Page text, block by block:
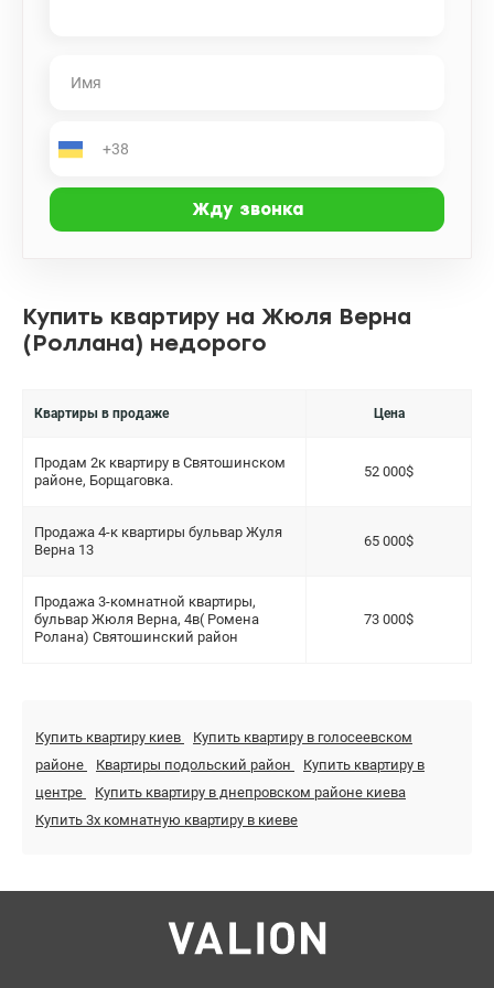
Купить квартиру на Жюля Верна
(Роллана) недорого
Квартиры в продаже Цена
Продам 2к квартиру в Святошинском
районе, Борщаговка.
52 000$
Продажа 4-к квартиры бульвар Жуля
Верна 13
65 000$
Продажа 3-комнатной квартиры,
бульвар Жюля Верна, 4в( Ромена
Ролана) Святошинский район
73 000$
Купить квартиру киев
Купить квартиру в голосеевском
районе
Квартиры подольский район
Купить квартиру в
центре
Купить квартиру в днепровском районе киева
Купить 3х комнатную квартиру в киеве